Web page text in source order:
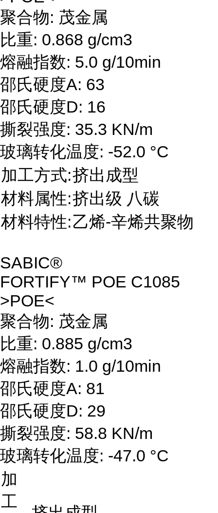
聚合物: 茂金属
比重: 0.868 g/cm3
熔融指数: 5.0 g/10min
邵氏硬度A: 63
邵氏硬度D: 16
撕裂强度: 35.3 KN/m
玻璃转化温度: -52.0 °C
加工方式:挤出成型
材料属性:挤出级 八碳
材料特性:乙烯-辛烯共聚物
SABIC®
FORTIFY™ POE C1085
>POE<
聚合物: 茂金属
比重: 0.885 g/cm3
熔融指数: 1.0 g/10min
邵氏硬度A: 81
邵氏硬度D: 29
撕裂强度: 58.8 KN/m
玻璃转化温度: -47.0 °C
加
工